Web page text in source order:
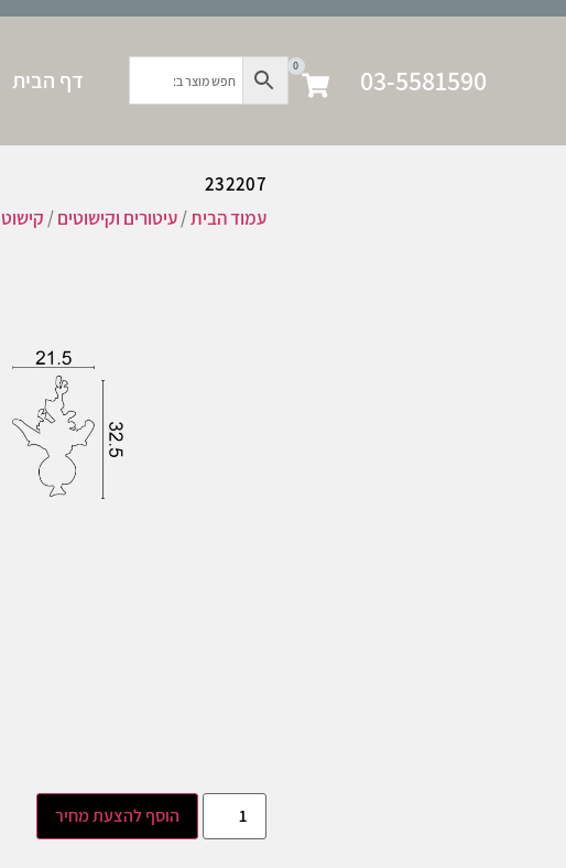
03-5581590
0
דף הבית
232207
עמוד הבית/עיטורים וקישוטים/
הוסף להצעת מחיר